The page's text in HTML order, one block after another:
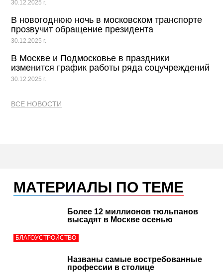
30.12.2025 г.
В новогоднюю ночь в московском транспорте
прозвучит обращение президента
30.12.2025 г.
В Москве и Подмосковье в праздники
изменится график работы ряда соцучреждений
30.12.2025 г.
ВСЕ НОВОСТИ
МАТЕРИАЛЫ ПО ТЕМЕ
БЛАГОУСТРОЙСТВО
Более 12 миллионов тюльпанов
высадят в Москве осенью
Названы самые востребованные
профессии в столице